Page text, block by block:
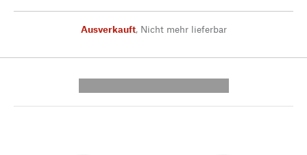
Ausverkauft, Nicht mehr lieferbar